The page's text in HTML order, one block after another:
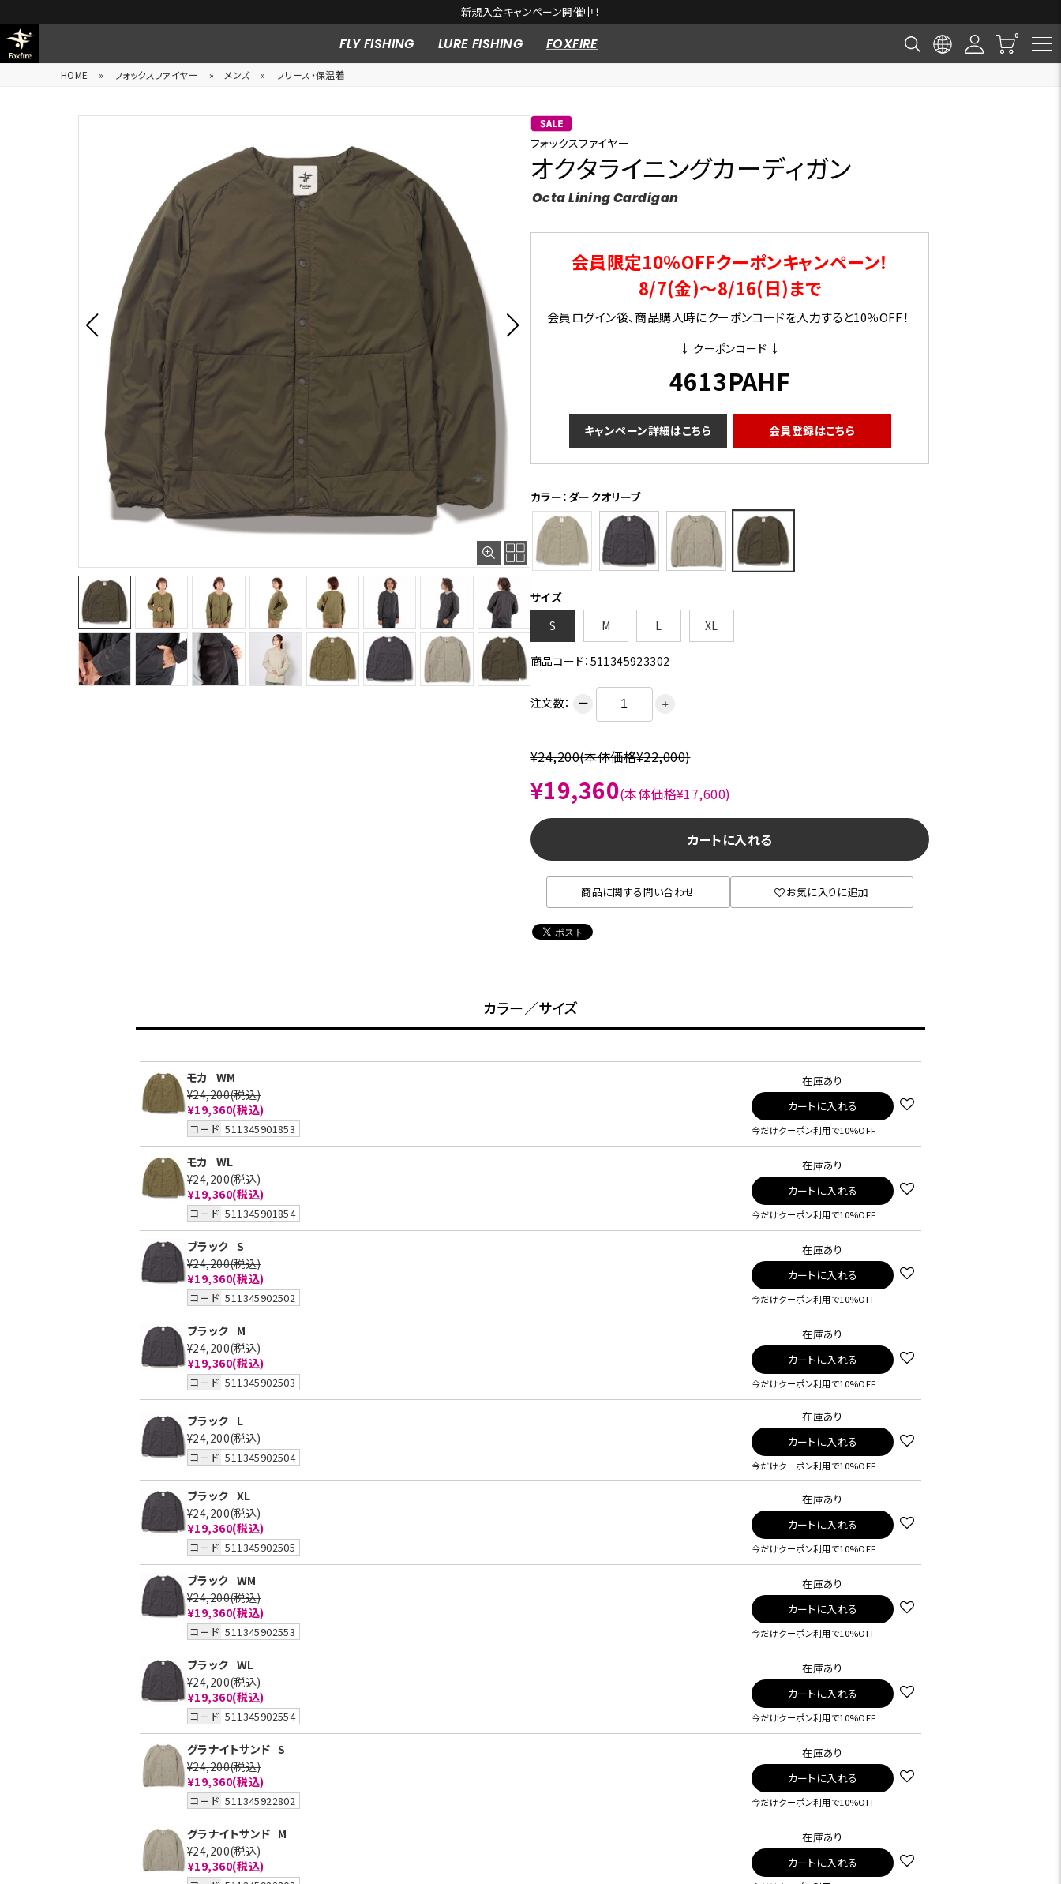
新規入会キャンペーン開催中！
FLY FISHING LURE FISHING FOXFIRE
HOME » フォックスファイヤー » メンズ » フリース・保温着
フォックスファイヤー
オクタライニングカーディガン
Octa Lining Cardigan
会員限定10％OFFクーポンキャンペーン！
8/7(金)～8/16(日)まで
会員ログイン後、商品購入時にクーポンコードを入力すると10％OFF！
↓ クーポンコード ↓
4613PAHF
キャンペーン詳細はこちら 会員登録はこちら
カラー：ダークオリーブ
サイズ
S
M L XL
商品コード：511345923302
注文数： ー ＋
¥24,200(本体価格¥22,000)
¥19,360(本体価格¥17,600)
カートに入れる
商品に関する問い合わせ お気に入りに追加
カラー／サイズ
モカ
WM
¥24,200(税込)
¥19,360(税込)
コード 511345901853
在庫あり
カートに入れる
今だけクーポン利用で10%OFF
モカ
WL
¥24,200(税込)
¥19,360(税込)
コード 511345901854
在庫あり
カートに入れる
今だけクーポン利用で10%OFF
ブラック S
¥24,200(税込)
¥19,360(税込)
コード 511345902502
在庫あり
カートに入れる
今だけクーポン利用で10%OFF
ブラック M
¥24,200(税込)
¥19,360(税込)
コード 511345902503
在庫あり
カートに入れる
今だけクーポン利用で10%OFF
ブラック L
¥24,200(税込)
コード 511345902504
在庫あり
カートに入れる
今だけクーポン利用で10%OFF
ブラック XL
¥24,200(税込)
¥19,360(税込)
コード 511345902505
在庫あり
カートに入れる
今だけクーポン利用で10%OFF
ブラック WM
¥24,200(税込)
¥19,360(税込)
コード 511345902553
在庫あり
カートに入れる
今だけクーポン利用で10%OFF
ブラック WL
¥24,200(税込)
¥19,360(税込)
コード 511345902554
在庫あり
カートに入れる
今だけクーポン利用で10%OFF
グラナイトサンド S
¥24,200(税込)
¥19,360(税込)
コード 511345922802
在庫あり
カートに入れる
今だけクーポン利用で10%OFF
グラナイトサンド M
¥24,200(税込)
¥19,360(税込)
在庫あり
カートに入れる